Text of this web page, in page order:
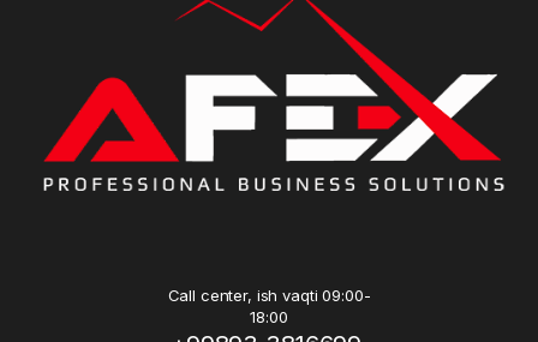
Call center, ish vaqti 09:00-
18:00